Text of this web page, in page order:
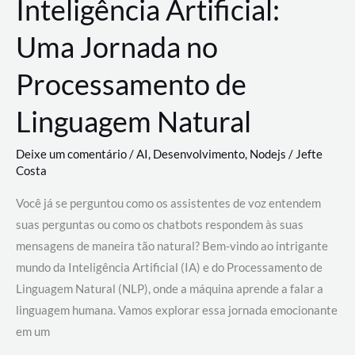
Inteligência Artificial:
Uma Jornada no
Processamento de
Linguagem Natural
Deixe um comentário/AI, Desenvolvimento, Nodejs / Jefte
Costa
Você já se perguntou como os assistentes de voz entendem
suas perguntas ou como os chatbots respondem às suas
mensagens de maneira tão natural? Bem-vindo ao intrigante
mundo da Inteligência Artificial (IA) e do Processamento de
Linguagem Natural (NLP), onde a máquina aprende a falar a
linguagem humana. Vamos explorar essa jornada emocionante
em um